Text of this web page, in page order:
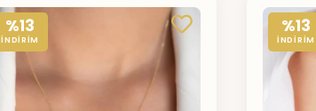
%13
İNDİRİM
%13
İNDİRİM